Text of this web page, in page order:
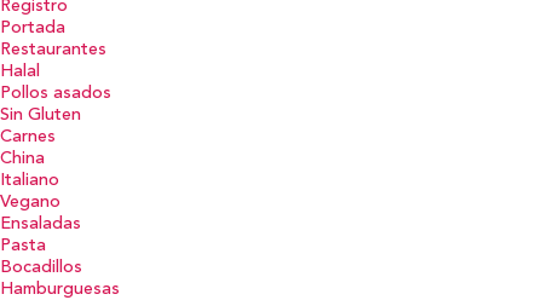
Registro
Portada
Restaurantes
Halal
Pollos asados
Sin Gluten
Carnes
China
Italiano
Vegano
Ensaladas
Pasta
Bocadillos
Hamburguesas